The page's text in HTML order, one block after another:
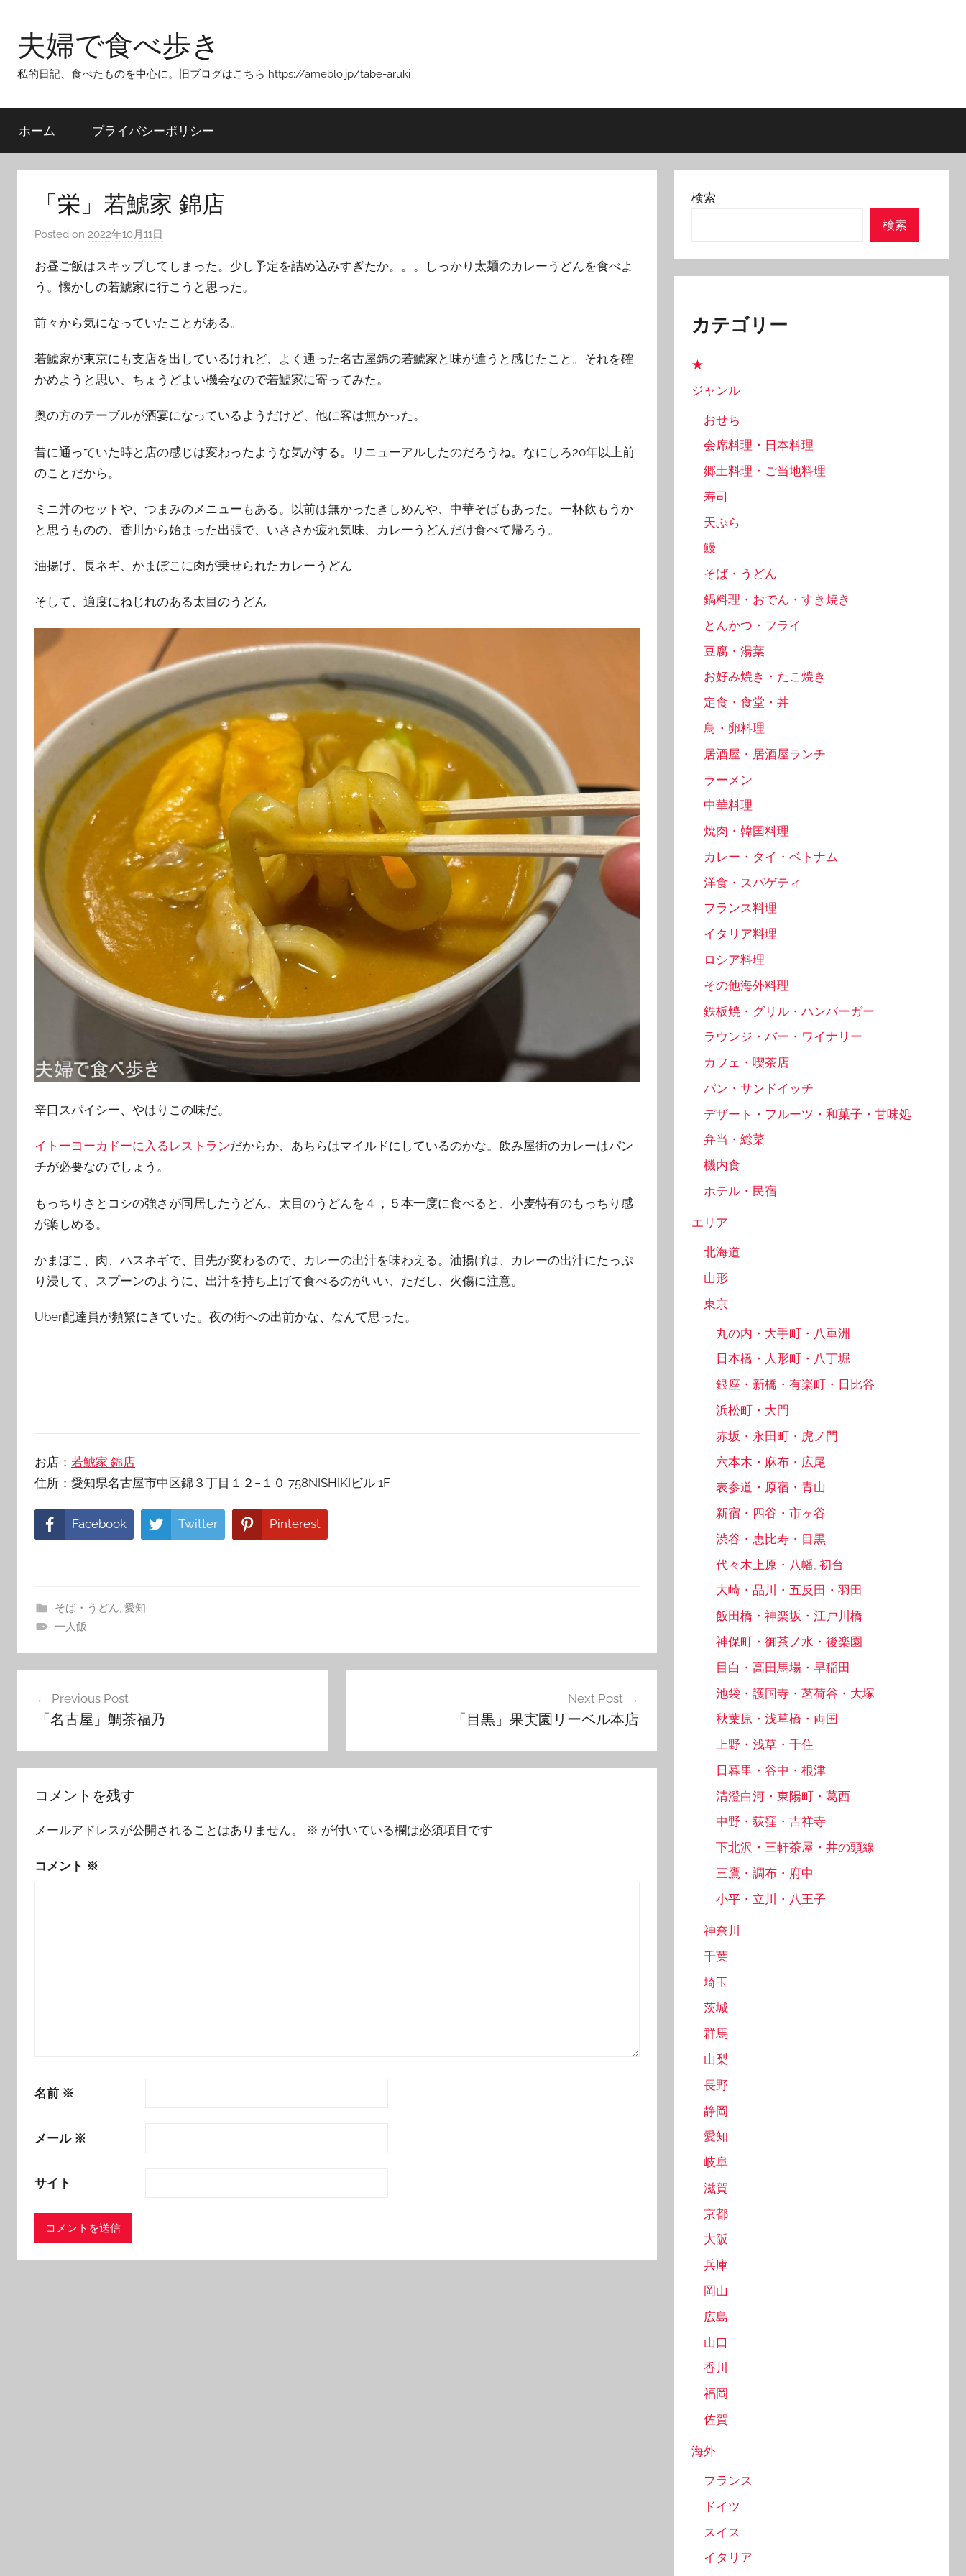
content
夫婦で食べ歩き
私的日記、食べたものを中心に。旧ブログはこちら https://ameblo.jp/tabe-aruki
ホーム プライバシーポリシー
「栄」若鯱家 錦店
Posted on 2022年10月11日
T
o
お昼ご飯はスキップしてしまった。少し予定を詰め込みすぎたか。。。しっかり太麺のカレーうどんを食べよ
う。懐かしの若鯱家に行こうと思った。
前々から気になっていたことがある。
若鯱家が東京にも支店を出しているけれど、よく通った名古屋錦の若鯱家と味が違うと感じたこと。それを確
かめようと思い、ちょうどよい機会なので若鯱家に寄ってみた。
奥の方のテーブルが酒宴になっているようだけど、他に客は無かった。
昔に通っていた時と店の感じは変わったような気がする。リニューアルしたのだろうね。なにしろ20年以上前
のことだから。
ミニ丼のセットや、つまみのメニューもある。以前は無かったきしめんや、中華そばもあった。一杯飲もうか
と思うものの、香川から始まった出張で、いささか疲れ気味、カレーうどんだけ食べて帰ろう。
油揚げ、長ネギ、かまぼこに肉が乗せられたカレーうどん
そして、適度にねじれのある太目のうどん
辛口スパイシー、やはりこの味だ。
イトーヨーカドーに入るレストランだからか、あちらはマイルドにしているのかな。飲み屋街のカレーはパン
チが必要なのでしょう。
もっちりさとコシの強さが同居したうどん、太目のうどんを４，５本一度に食べると、小麦特有のもっちり感
が楽しめる。
かまぼこ、肉、ハスネギで、目先が変わるので、カレーの出汁を味わえる。油揚げは、カレーの出汁にたっぷ
り浸して、スプーンのように、出汁を持ち上げて食べるのがいい、ただし、火傷に注意。
Uber配達員が頻繁にきていた。夜の街への出前かな、なんて思った。
お店： 若鯱家 錦店
住所：愛知県名古屋市中区錦３丁目１２−１０ 758NISHIKIビル 1F
Facebook Twitter Pinterest
そば・うどん 愛知
一人飯
Previous Post
「名古屋」鯛茶福乃
Next Post
「目黒」果実園リーベル本店
コメントを残す
メールアドレスが公開されることはありません。 ※ が付いている欄は必須項目です
コメント ※
名前 ※
メール ※
サイト
検索
検索
カテゴリー
★
ジャンル
おせち
会席料理・日本料理
郷土料理・ご当地料理
寿司
天ぷら
鰻
そば・うどん
鍋料理・おでん・すき焼き
とんかつ・フライ
豆腐・湯葉
お好み焼き・たこ焼き
定食・食堂・丼
鳥・卵料理
居酒屋・居酒屋ランチ
ラーメン
中華料理
焼肉・韓国料理
カレー・タイ・ベトナム
洋食・スパゲティ
フランス料理
イタリア料理
ロシア料理
その他海外料理
鉄板焼・グリル・ハンバーガー
ラウンジ・バー・ワイナリー
カフェ・喫茶店
パン・サンドイッチ
デザート・フルーツ・和菓子・甘味処
弁当・総菜
機内食
ホテル・民宿
エリア
北海道
山形
東京
丸の内・大手町・八重洲
日本橋・人形町・八丁堀
銀座・新橋・有楽町・日比谷
浜松町・大門
赤坂・永田町・虎ノ門
六本木・麻布・広尾
表参道・原宿・青山
新宿・四谷・市ヶ谷
渋谷・恵比寿・目黒
代々木上原・八幡, 初台
大崎・品川・五反田・羽田
飯田橋・神楽坂・江戸川橋
神保町・御茶ノ水・後楽園
目白・高田馬場・早稲田
池袋・護国寺・茗荷谷・大塚
秋葉原・浅草橋・両国
上野・浅草・千住
日暮里・谷中・根津
清澄白河・東陽町・葛西
中野・荻窪・吉祥寺
下北沢・三軒茶屋・井の頭線
三鷹・調布・府中
小平・立川・八王子
神奈川
千葉
埼玉
茨城
群馬
山梨
長野
静岡
愛知
岐阜
滋賀
京都
大阪
兵庫
岡山
広島
山口
香川
福岡
佐賀
海外
フランス
ドイツ
スイス
イタリア